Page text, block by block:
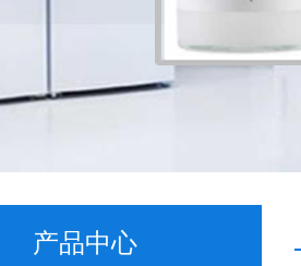
产品中心